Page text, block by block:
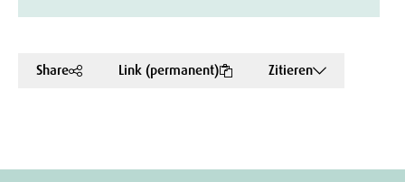
Share Link (permanent) Zitieren